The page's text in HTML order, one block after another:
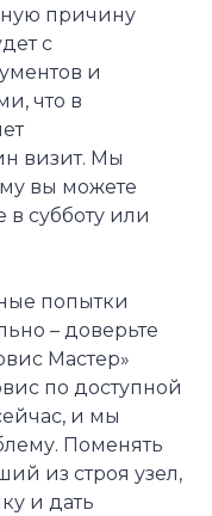
причину
с
и
что в
визит. Мы
вы можете
субботу или
попытки
– доверьте
Мастер»
по доступной
и мы
Поменять
из строя узел,
и дать